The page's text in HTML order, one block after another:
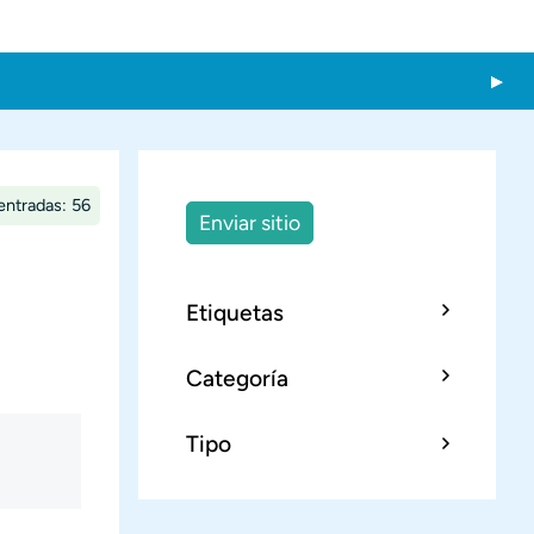
56
Enviar sitio
Etiquetas
Categoría
Tipo